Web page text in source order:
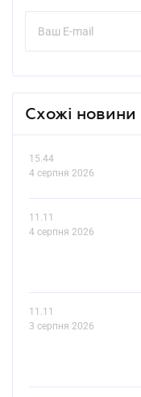
Схожі новини
15.44
4 серпня 2026
11.11
4 серпня 2026
11.11
3 серпня 2026